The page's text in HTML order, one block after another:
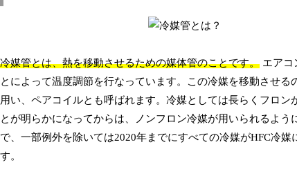
冷媒管とは、熱を移動させるための媒体管のことです。 エアコ
とによって温度調節を行なっています。この冷媒を移動させ
用い、ペアコイルとも呼ばれます。冷媒としては長らくフロ
とが明らかになってからは、ノンフロン冷媒が用いられるよ
で、一部例外を除いては2020年までにすべての冷媒がHFC冷
す。